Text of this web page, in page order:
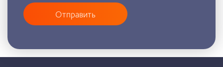
Отправить